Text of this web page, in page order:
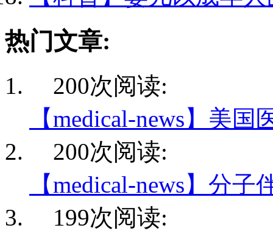
热门文章:
200次阅读:
【medical-news】美国
200次阅读:
【medical-news】分子
199次阅读: